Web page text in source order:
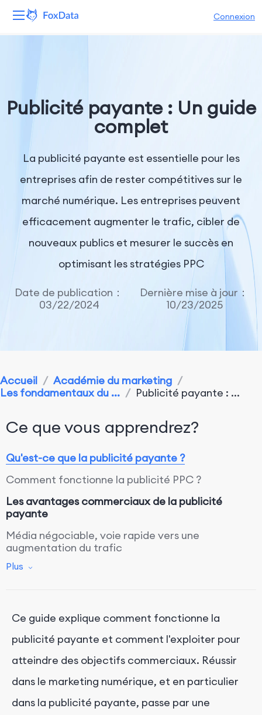
Connexion
Solutions
Ressources
Entreprise
Publicité payante : Un guide
complet
La publicité payante est essentielle pour les
entreprises afin de rester compétitives sur le
marché numérique. Les entreprises peuvent
efficacement augmenter le trafic, cibler de
nouveaux publics et mesurer le succès en
optimisant les stratégies PPC
Date de publication：
03/22/2024
Dernière mise à jour：
10/23/2025
Accueil / Académie du marketing /
Les fondamentaux du ... / Publicité payante : ...
Ce que vous apprendrez?
Qu'est-ce que la publicité payante ?
Comment fonctionne la publicité PPC ?
Les avantages commerciaux de la publicité
payante
Média négociable, voie rapide vers une
augmentation du trafic
Tout est mesurable avec la publicité en ligne
Les canaux de publicité payante
Plus
Ce guide explique comment fonctionne la
publicité payante et comment l'exploiter pour
atteindre des objectifs commerciaux. Réussir
dans le marketing numérique, et en particulier
dans la publicité payante, passe par une